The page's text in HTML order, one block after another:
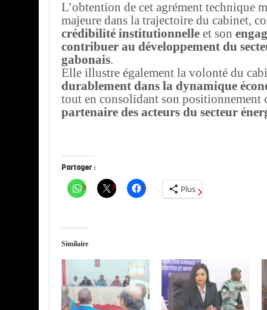
L’obtention de cet agrément technique
majeure dans la trajectoire du cabinet,
crédibilité institutionnelle et son
contribuer au développement du
gabonais.
Elle illustre également la volonté du
durablement dans la dynamique
tout en consolidant son positionnement
partenaire des acteurs du secteur
Partager :
Plus
Similaire